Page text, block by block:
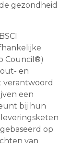
gezondheid
Council®)
en
verantwoord
een
bij hun
op
van